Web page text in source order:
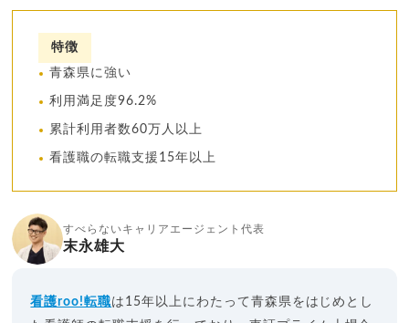
特徴
青森県に強い
利用満足度96.2%
累計利用者数60万人以上
看護職の転職支援15年以上
すべらないキャリアエージェント代表
末永雄大
看護roo!転職は15年以上にわたって青森県をはじめとし